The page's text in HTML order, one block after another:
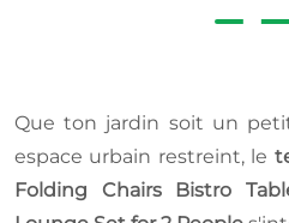
Que ton jardin soit un
espace urbain restreint, le
Folding Chairs Bistro